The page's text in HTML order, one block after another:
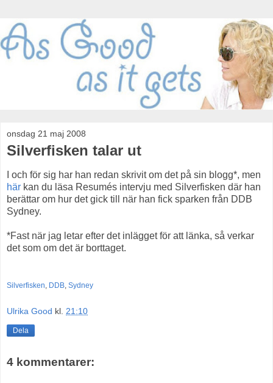
onsdag 21 maj 2008
Silverfisken talar ut
I och för sig har han redan skrivit om det på sin blogg*, men
här kan du läsa Resumés intervju med Silverfisken där han
berättar om hur det gick till när han fick sparken från DDB
Sydney.
*Fast när jag letar efter det inlägget för att länka, så verkar
det som om det är borttaget.
Silverfisken, DDB, Sydney
Ulrika Good kl. 21:10
Dela
4 kommentarer: